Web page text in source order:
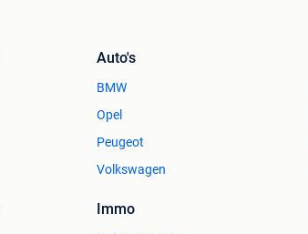
Auto's
BMW
Opel
Peugeot
Volkswagen
Immo